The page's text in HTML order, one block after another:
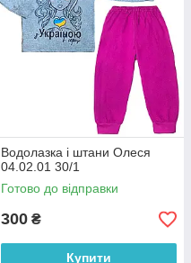
Водолазка і штани Олеся
04.02.01 30/1
Готово до відправки
300 ₴
Купити